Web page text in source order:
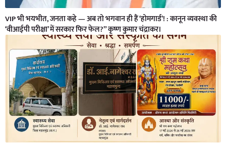
VIP भी भयभीत, जनता कहे — अब तो भगवान ही हैं ‘होमगार्ड’! : कानून व्यवस्था की
‘वीआईपी परीक्षा’ में सरकार फिर फेल?” कृष्ण कुमार चंद्राकर।